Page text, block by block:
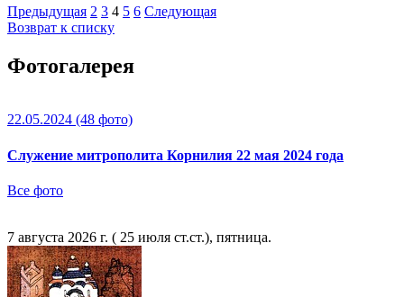
Предыдущая 2 3 4 5 6 Следующая
Возврат к списку
Фотогалерея
22.05.2024 (48 фото)
Служение митрополита Корнилия 22 мая 2024 года
Все фото
7 августа 2026 г. ( 25 июля ст.ст.), пятница.